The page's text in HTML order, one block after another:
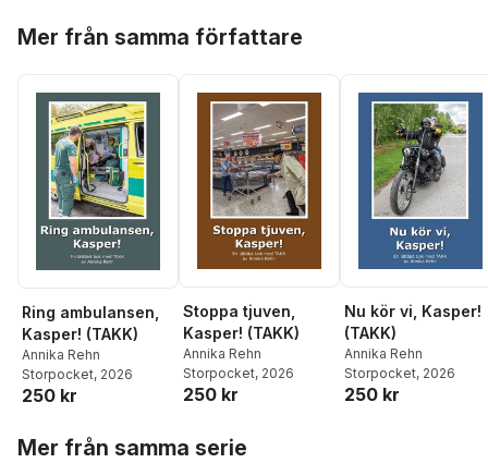
Mer från samma författare
Ring ambulansen,
Kasper! (TAKK)
Annika Rehn
Storpocket, 2026
250 kr
Stoppa tjuven,
Kasper! (TAKK)
Annika Rehn
Storpocket, 2026
250 kr
Nu kör vi, Kasper!
(TAKK)
Annika Rehn
Storpocket, 2026
250 kr
Mer från samma serie